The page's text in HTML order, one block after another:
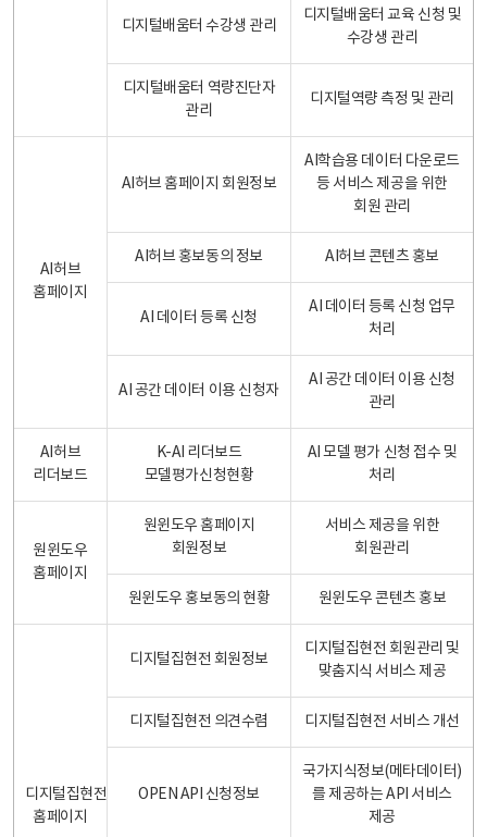
디지털배움터 수강생 관리
디지털배움터 교육 신청 및
수강생 관리
디지털배움터 역량진단자
관리
디지털역량 측정 및 관리
AI허브
홈페이지
AI허브 홈페이지 회원정보
AI학습용 데이터 다운로드
등 서비스 제공을 위한
회원 관리
AI허브 홍보동의 정보 AI허브 콘텐츠 홍보
AI 데이터 등록 신청
AI 데이터 등록 신청 업무
처리
AI 공간 데이터 이용 신청자
AI 공간 데이터 이용 신청
관리
AI허브
리더보드
K-AI 리더보드
모델평가신청현황
AI 모델 평가 신청 접수 및
처리
원윈도우
홈페이지
원윈도우 홈페이지
회원정보
서비스 제공을 위한
회원관리
원윈도우 홍보동의 현황 원윈도우 콘텐츠 홍보
디지털집현전
홈페이지
디지털집현전 회원정보
디지털집현전 회원관리 및
맞춤지식 서비스 제공
디지털집현전 의견수렴 디지털집현전 서비스 개선
OPEN API 신청정보
국가지식정보(메타데이터)
를 제공하는 API 서비스
제공